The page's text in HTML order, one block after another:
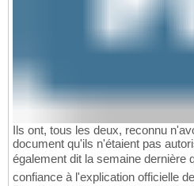
Ils ont, tous les deux, reconnu
document qu'ils n'étaient pas
également dit la semaine dernière
confiance à l'explication officielle